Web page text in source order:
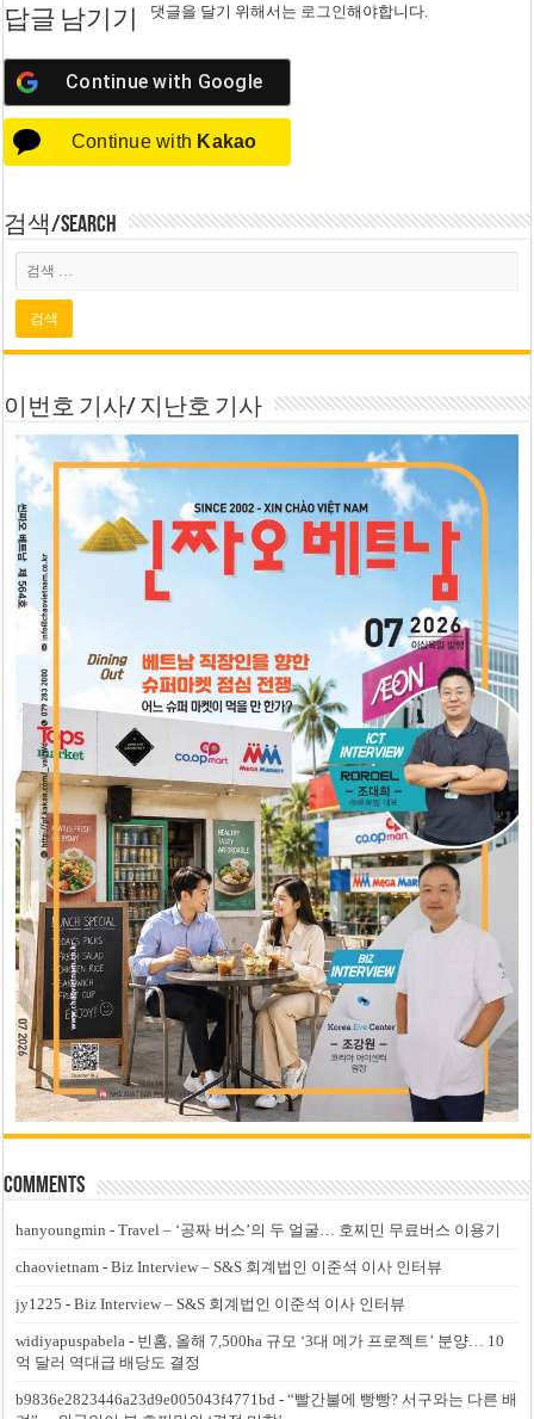
답글 남기기 댓글을 달기 위해서는 로그인해야합니다.
Continue with Google
Continue with Kakao
검색/Search
이번호 기사/ 지난호 기사
Comments
hanyoungmin -Travel – ‘공짜 버스’의 두 얼굴… 호찌민 무료버스 이용기
chaovietnam -Biz Interview – S&S 회계법인 이준석 이사 인터뷰
jy1225 -Biz Interview – S&S 회계법인 이준석 이사 인터뷰
widiyapuspabela - 빈홈, 올해 7,500ha 규모 ‘3대 메가 프로젝트’ 분양… 10
억 달러 역대급 배당도 결정
b9836e2823446a23d9e005043f4771bd -“빨간불에 빵빵? 서구와는 다른 배